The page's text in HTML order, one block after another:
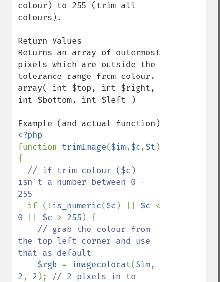
colour) to 255 (trim all
colours).
Return Values
Returns an array of outermost
pixels which are outside the
tolerance range from colour.
array( int $top, int $right,
int $bottom, int $left )
function trimImage($im,$c,$t )
{
// if trim colour ($c)
isn't a number between 0 -
255
if (! is_numeric($c ) || $c
0
$c > 255 ) {
// grab the colour from
the top left corner and use
that as default
$rgb = imagecolorat($im
2, 2 ); // 2 pixels in to